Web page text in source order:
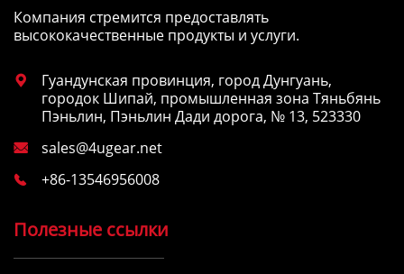
Компания стремится предоставлять
высококачественные продукты и услуги.

Гуандунская провинция, город Дунгуань,
городок Шипай, промышленная зона Тяньбянь
Пэньлин, Пэньлин Дади дорога, № 13, 523330
 sales@4ugear.net
 +86-13546956008
Полезные ссылки